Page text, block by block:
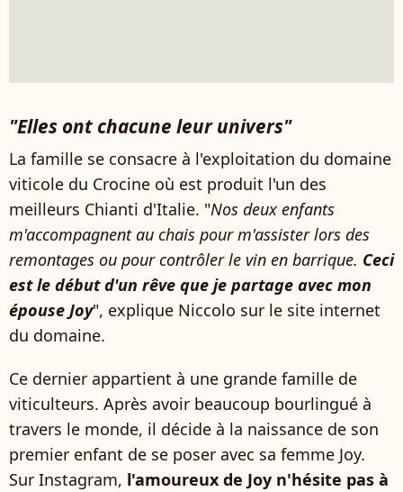
"Elles ont chacune leur univers"
La famille se consacre à l'exploitation du domaine
viticole du Crocine où est produit l'un des
meilleurs Chianti d'Italie. "Nos deux enfants
m'accompagnent au chais pour m'assister lors des
remontages ou pour contrôler le vin en barrique. Ceci
est le début d'un rêve que je partage avec mon
épouse Joy", explique Niccolo sur le site internet
du domaine.
Ce dernier appartient à une grande famille de
viticulteurs. Après avoir beaucoup bourlingué à
travers le monde, il décide à la naissance de son
premier enfant de se poser avec sa femme Joy.
Sur Instagram, l'amoureux de Joy n'hésite pas à